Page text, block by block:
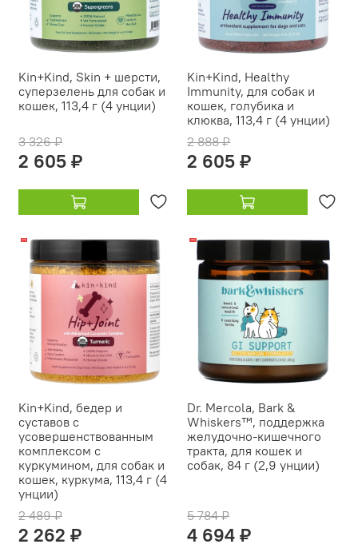
Kin+Kind, Skin + шерсти,
суперзелень для собак и
кошек, 113,4 г (4 унции)
3 326 ₽
2 605 ₽
Kin+Kind, Healthy
Immunity, для собак и
кошек, голубика и
клюква, 113,4 г (4 унции)
2 888 ₽
2 605 ₽
-9%
Kin+Kind, бедер и
суставов с
усовершенствованным
комплексом с
куркумином, для собак и
кошек, куркума, 113,4 г (4
унции)
2 489 ₽
2 262 ₽
-19%
Dr. Mercola, Bark &
Whiskers™, поддержка
желудочно-кишечного
тракта, для кошек и
собак, 84 г (2,9 унции)
5 784 ₽
4 694 ₽